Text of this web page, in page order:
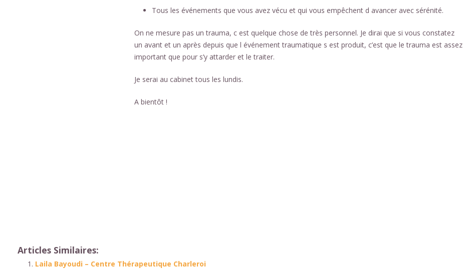
Tous les événements que vous avez vécu et qui vous empêchent d avancer avec sérénité.
On ne mesure pas un trauma, c est quelque chose de très personnel. Je dirai que si vous constatez
un avant et un après depuis que l événement traumatique s est produit, c’est que le trauma est assez
important que pour s’y attarder et le traiter.
Je serai au cabinet tous les lundis.
A bientôt !
Articles Similaires:
Laila Bayoudi – Centre Thérapeutique Charleroi